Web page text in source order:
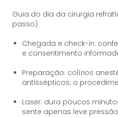
Guia do dia da cirurgia
passo)
Chegada e check-in:
e consentimento
Preparação: colírios
antissépticos; o
Laser: dura poucos
sente apenas leve